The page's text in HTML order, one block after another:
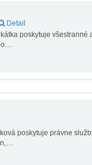
Detail
poskytuje všestranné
poskytuje právne